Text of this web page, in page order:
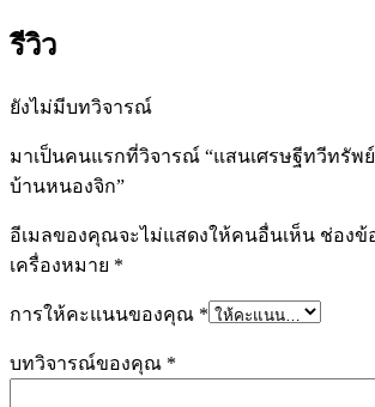
รีวิว
ยังไม่มีบทวิจารณ์
มาเป็นคนแรกที่วิจารณ์ “แสนเศรษฐีทวีทรัพ
บ้านหนองจิก”
อีเมลของคุณจะไม่แสดงให้คนอื่นเห็น ช่องข้
เครื่องหมาย *
การให้คะแนนของคุณ *
บทวิจารณ์ของคุณ *